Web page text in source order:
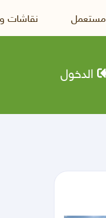
مستعمل نقاشات
الدخول